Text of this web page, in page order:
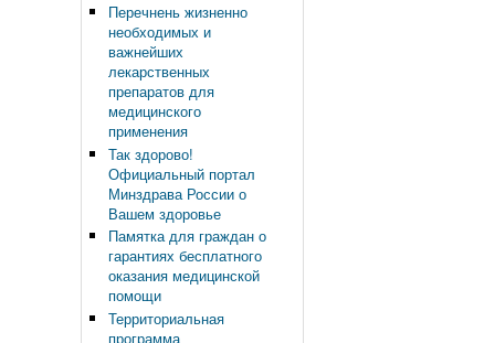
Перечнень жизненно
необходимых и
важнейших
лекарственных
препаратов для
медицинского
применения
Так здорово!
Официальный портал
Минздрава России о
Вашем здоровье
Памятка для граждан о
гарантиях бесплатного
оказания медицинской
помощи
Территориальная
программа